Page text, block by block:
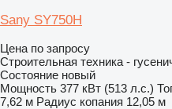
Sany SY750H
Цена по запросу
Строительная техника -
Состояние новый
Мощность 377 кВт (513 л.с.)
7,62 м Радиус копания 12,05 м